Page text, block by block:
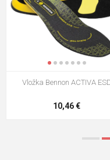
VM Footwear 3009
5,21 €